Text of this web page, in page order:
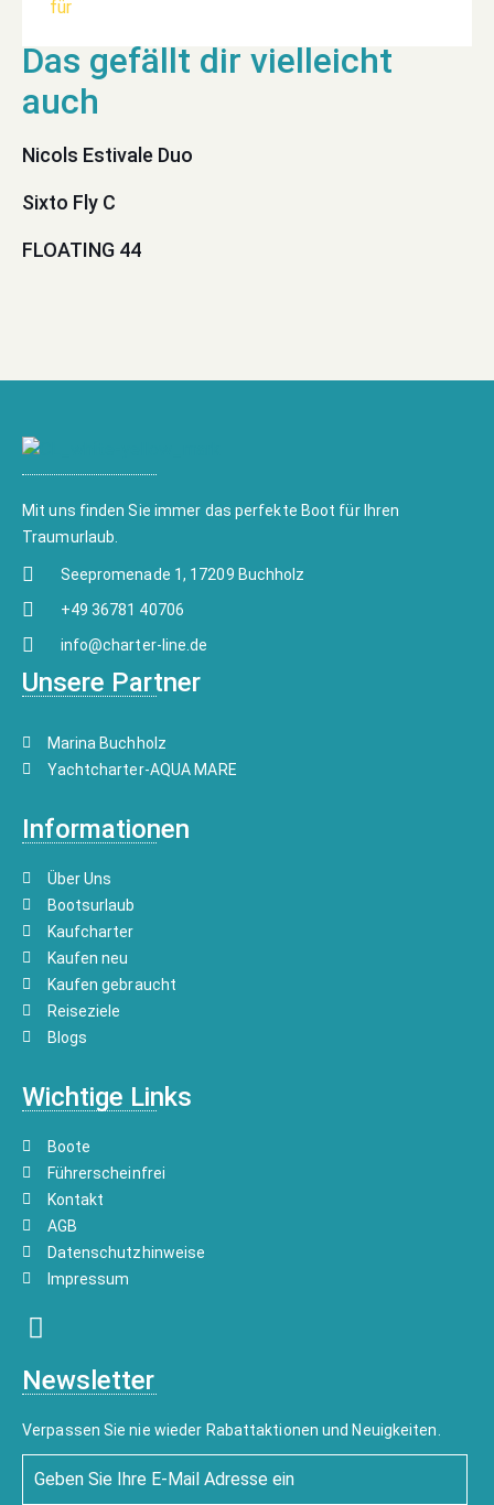
Nicols Estivale Duo
Sixto Fly C
FLOATING 44
Mit uns finden Sie immer das perfekte Boot für Ihren
Traumurlaub.
Seepromenade 1, 17209 Buchholz
+49 36781 40706
info@charter-line.de
Unsere Partner
Marina Buchholz
Yachtcharter-AQUA MARE
Informationen
Über Uns
Bootsurlaub
Kaufcharter
Kaufen neu
Kaufen gebraucht
Reiseziele
Blogs
Wichtige Links
Boote
Führerscheinfrei
Kontakt
AGB
Datenschutzhinweise
Impressum
Newsletter
Verpassen Sie nie wieder Rabattaktionen und Neuigkeiten.